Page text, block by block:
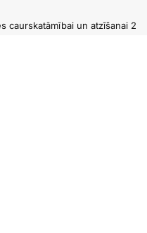
caurskatāmībai un atzīšanai 2